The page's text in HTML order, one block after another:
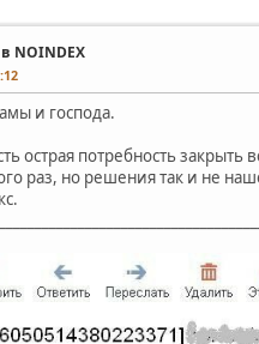
NOINDEX
и господа.
острая потребность
раз, но решения так и не